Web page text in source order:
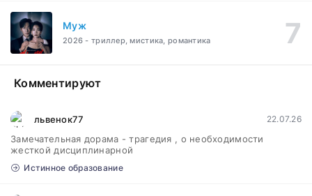
Муж
2026 - триллер, мистика, романтика
Комментируют
львенок77 22.07.26
Замечательная дорама - трагедия , о необходимости
жесткой дисциплинарной
Истинное образование